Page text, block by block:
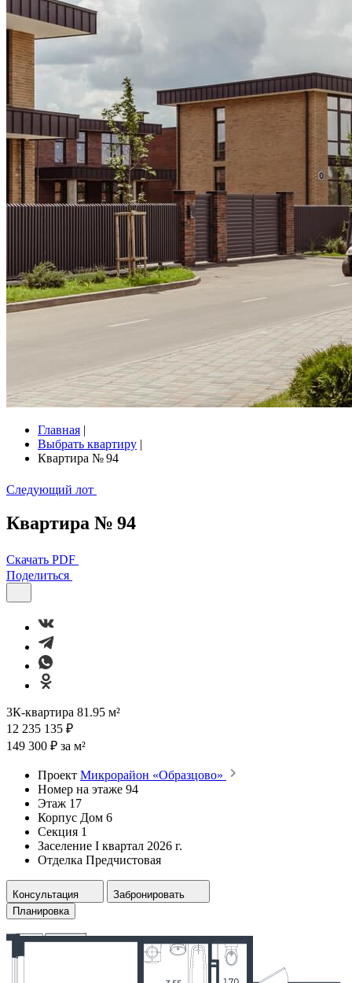
Главная |
Выбрать квартиру |
Квартира № 94
Следующий лот
Квартира № 94
Скачать PDF
Поделиться
3К-квартира 81.95 м²
12 235 135 ₽
149 300 ₽ за м²
Проект Микрорайон «Образцово»
Номер на этаже 94
Этаж 17
Корпус Дом 6
Секция 1
Заселение I квартал 2026 г.
Отделка Предчистовая
Консультация
Забронировать
Планировка